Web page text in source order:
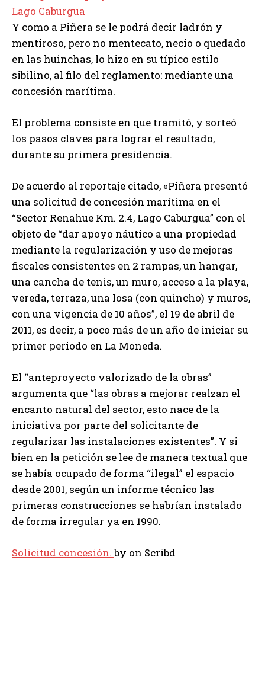
Lago Caburgua
Y como a Piñera se le podrá decir ladrón y
mentiroso, pero no mentecato, necio o quedado
en las huinchas, lo hizo en su típico estilo
sibilino, al filo del reglamento: mediante una
concesión marítima.
El problema consiste en que tramitó, y sorteó
los pasos claves para lograr el resultado,
durante su primera presidencia.
De acuerdo al reportaje citado, «Piñera presentó
una solicitud de concesión marítima en el
“Sector Renahue Km. 2.4, Lago Caburgua” con el
objeto de “dar apoyo náutico a una propiedad
mediante la regularización y uso de mejoras
fiscales consistentes en 2 rampas, un hangar,
una cancha de tenis, un muro, acceso a la playa,
vereda, terraza, una losa (con quincho) y muros,
con una vigencia de 10 años”, el 19 de abril de
2011, es decir, a poco más de un año de iniciar su
primer periodo en La Moneda.
El “anteproyecto valorizado de la obras”
argumenta que “las obras a mejorar realzan el
encanto natural del sector, esto nace de la
iniciativa por parte del solicitante de
regularizar las instalaciones existentes”. Y si
bien en la petición se lee de manera textual que
se había ocupado de forma “ilegal” el espacio
desde 2001, según un informe técnico las
primeras construcciones se habrían instalado
de forma irregular ya en 1990.
Solicitud concesión.by on Scribd